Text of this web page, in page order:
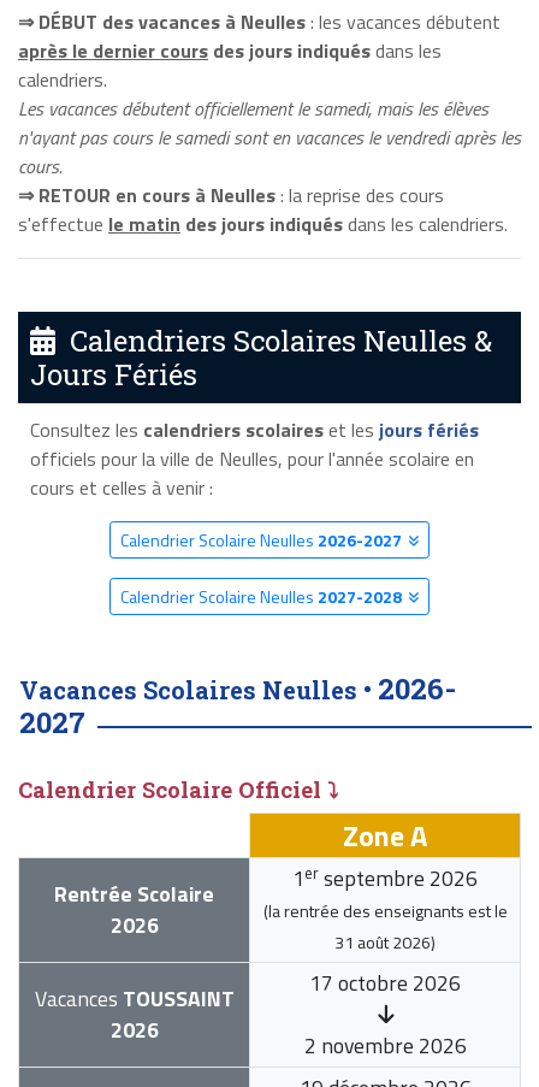
⇒ DÉBUT des vacances à Neulles: les vacances débutent
après le dernier cours des jours indiquésdans les
calendriers.
Les vacances débutent officiellement le samedi, mais les élèves
n'ayant pas cours le samedi sont en vacances le vendredi après les
cours.
⇒ RETOUR en cours à Neulles: la reprise des cours
s'effectue le matin des jours indiquésdans les calendriers.
Calendriers Scolaires Neulles &
Jours Fériés
Consultez les calendriers scolaireset les jours fériés
officiels pour la ville de Neulles, pour l'année scolaire en
cours et celles à venir :
Calendrier Scolaire Neulles 2026-2027
Calendrier Scolaire Neulles 2027-2028
Vacances Scolaires Neulles • 2026-
2027
Calendrier Scolaire Officiel ⤵
Zone A
Rentrée Scolaire
2026
1 er septembre 2026
(la rentrée des enseignants est le
31 août 2026)
Vacances TOUSSAINT
2026
17 octobre 2026
2 novembre 2026